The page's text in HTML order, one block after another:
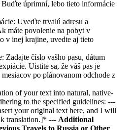
Buďte úprimní, lebo tieto informácie
Uveďte trvalú adresu a
máte povolenie na pobyt v
v inej krajine, uvedte aj tieto
Zadajte číslo vašho pasu, dátum
Uistite sa, že váš pas je
po plánovanom odchode z
of your text into natural, native-
to the specified guidelines: ---
your original text here, and I will
translation.]* --- Additional